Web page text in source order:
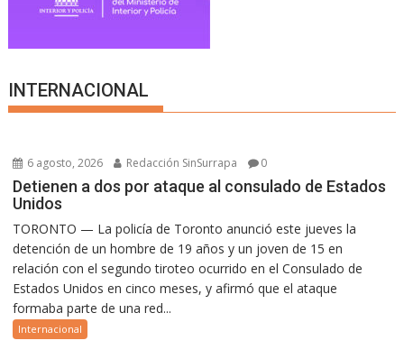
INTERNACIONAL
6 agosto, 2026 Redacción SinSurrapa 0
Detienen a dos por ataque al consulado de Estados
Unidos
TORONTO — La policía de Toronto anunció este jueves la
detención de un hombre de 19 años y un joven de 15 en
relación con el segundo tiroteo ocurrido en el Consulado de
Estados Unidos en cinco meses, y afirmó que el ataque
formaba parte de una red...
Internacional